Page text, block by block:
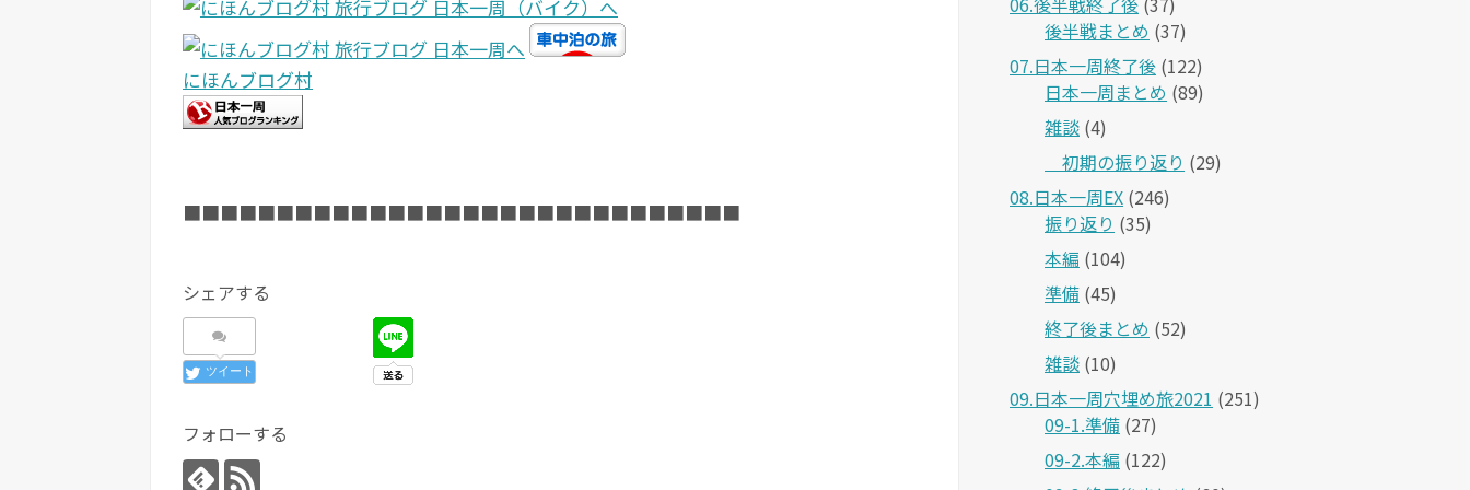
にほんブログ村
■■■■■■■■■■■■■■■■■■■■■■■■■■■■■■
シェアする
ツイート
フォローする
後半戦まとめ (37)
07.日本一周終了後 (122)
日本一周まとめ (89)
雑談 (4)
＿初期の振り返り (29)
08.日本一周EX (246)
振り返り (35)
本編 (104)
準備 (45)
終了後まとめ (52)
雑談 (10)
09.日本一周穴埋め旅2021 (251)
09-1.準備 (27)
09-2.本編 (122)